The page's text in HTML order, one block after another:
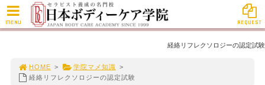
経絡リフレクソロジーの認定試験
HOME > 学院マメ知識
>
経絡リフレクソロジーの認定試験
MENU REQUEST